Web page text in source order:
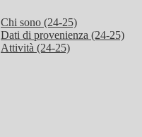
Chi sono (24-25)
Dati di provenienza (24-25)
Attività (24-25)